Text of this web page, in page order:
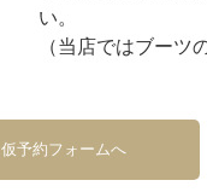
い。
（当店ではブーツ
仮予約フォームへ